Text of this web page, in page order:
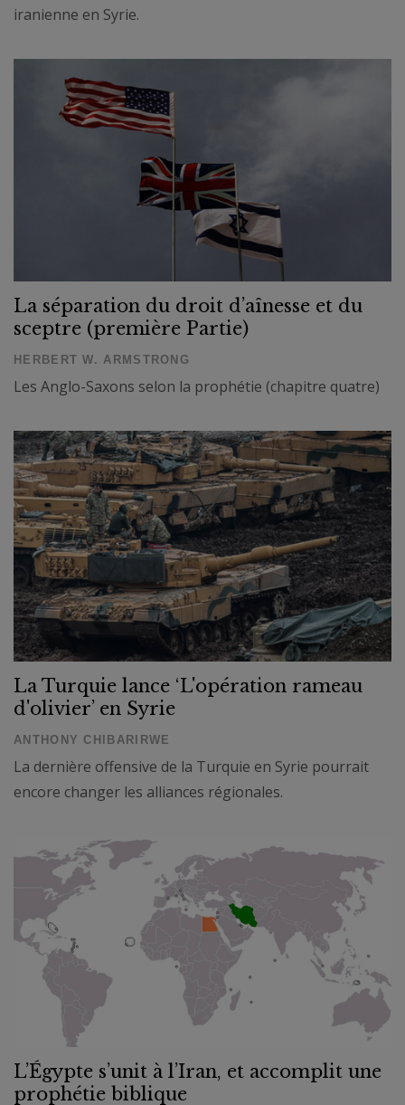
iranienne en Syrie.
La séparation du droit d’aînesse et du
sceptre (première Partie)
HERBERT W. ARMSTRONG
Les Anglo-Saxons selon la prophétie (chapitre quatre)
La Turquie lance ‘L'opération rameau
d'olivier’ en Syrie
ANTHONY CHIBARIRWE
La dernière offensive de la Turquie en Syrie pourrait
encore changer les alliances régionales.
L’Égypte s’unit à l’Iran, et accomplit une
prophétie biblique